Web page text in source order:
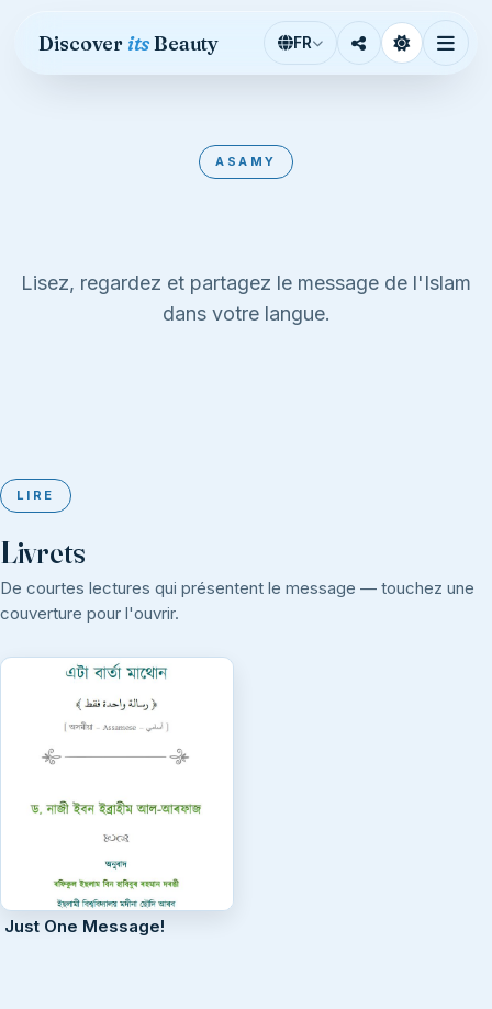
Discover itsBeauty FR
ASAMY
Lisez, regardez et partagez le message de l'Islam
dans votre langue.
LIRE
Livrets
De courtes lectures qui présentent le message — touchez une
couverture pour l'ouvrir.
Just One Message!